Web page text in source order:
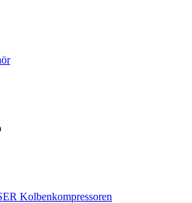
Kolbenkompressoren